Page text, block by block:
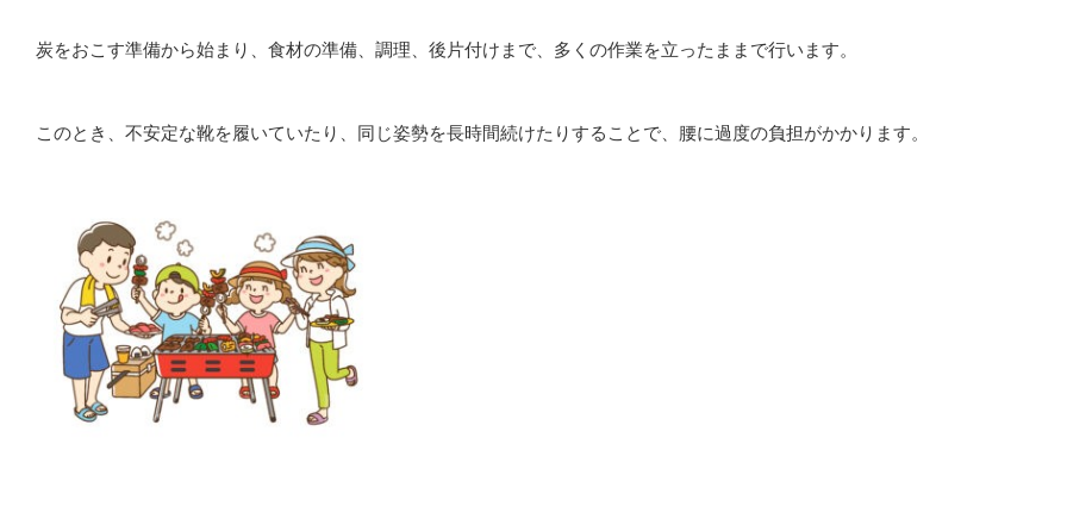
炭をおこす準備から始まり、食材の準備、調理、後片付けまで、多くの作業を立ったままで行います。
このとき、不安定な靴を履いていたり、同じ姿勢を長時間続けたりすることで、腰に過度の負担がかかります。